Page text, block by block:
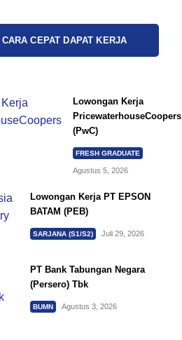
CARA CEPAT DAPAT KERJA
Lowongan Kerja
PricewaterhouseCoopers
(PwC)
FRESH GRADUATE
Agustus 5, 2026
Lowongan Kerja PT EPSON
BATAM (PEB)
SARJANA (S1/S2) Juli 29, 2026
PT Bank Tabungan Negara
(Persero) Tbk
BUMN Agustus 3, 2026